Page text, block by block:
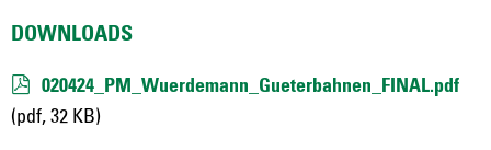
DOWNLOADS
020424_PM_Wuerdemann_Gueterbahnen_FINAL.pdf
(pdf, 32 KB)